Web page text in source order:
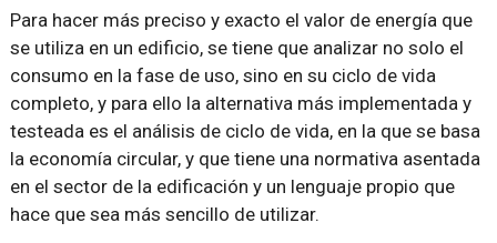
Para hacer más preciso y exacto el valor de energía que
se utiliza en un edificio, se tiene que analizar no solo el
consumo en la fase de uso, sino en su ciclo de vida
completo, y para ello la alternativa más implementada y
testeada es el análisis de ciclo de vida, en la que se basa
la economía circular, y que tiene una normativa asentada
en el sector de la edificación y un lenguaje propio que
hace que sea más sencillo de utilizar.